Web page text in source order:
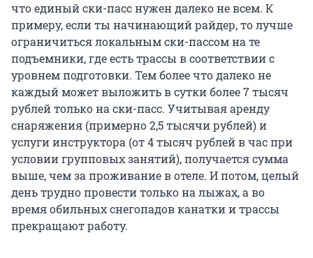
что единый ски-пасс нужен далеко не всем. К
примеру, если ты начинающий райдер, то лучше
ограничиться локальным ски-пассом на те
подъемники, где есть трассы в соответствии с
уровнем подготовки. Тем более что далеко не
каждый может выложить в сутки более7 тысяч
рублей только на ски-пасс. Учитывая аренду
снаряжения (примерно2,5 тысячирублей) и
услуги инструктора (от4 тысяч рублей в час при
условии групповых занятий), получается сумма
выше, чем за проживание в отеле. И потом, целый
день трудно провести только на лыжах, а во
время обильных снегопадов канатки и трассы
прекращают работу.